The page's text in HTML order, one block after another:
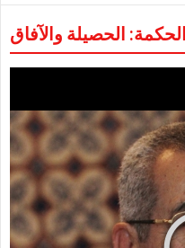
الحصيلة والآفاق